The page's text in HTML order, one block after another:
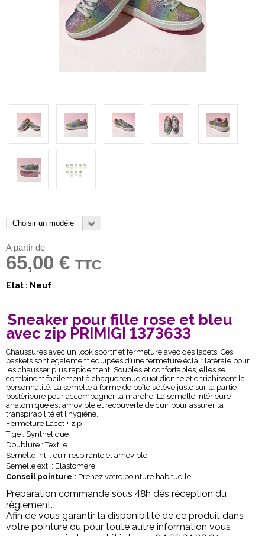
A partir de
65,00 € TTC
Etat : Neuf
Sneaker pour fille rose et bleu
avec zip PRIMIGI 1373633
Chaussures avec un look sportif et fermeture avec des lacets. Ces
baskets sont également équipées d’une fermeture éclair latérale pour
les chausser plus rapidement. Souples et confortables, elles se
combinent facilement à chaque tenue quotidienne et enrichissent la
personnalité. La semelle à forme de boîte s’élève juste sur la partie
postèrieure pour accompagner la marche. La semelle intérieure
anatomique est amovible et recouverte de cuir pour assurer la
transpirabilité et l’hygiène.
Fermeture Lacet + zip
Tige : Synthétique
Doublure : Textile
Semelle int. : cuir respirante et amovible
Semelle ext. : Elastomère
Conseil pointure : Prenez votre pointure habituelle
Préparation commande sous 48h dès réception du
règlement.
Afin de vous garantir la disponibilité de ce produit dans
votre pointure ou pour toute autre information vous